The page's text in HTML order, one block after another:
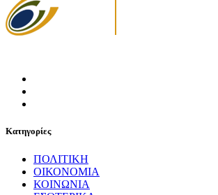
Κατηγορίες
ΠΟΛΙΤΙΚΗ
ΟΙΚΟΝΟΜΙΑ
ΚΟΙΝΩΝΙΑ